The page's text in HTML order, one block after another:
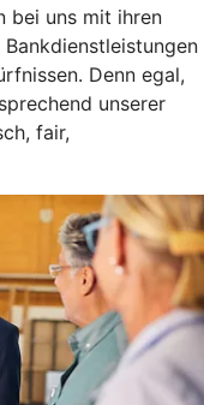
bei uns mit ihren
Denn egal,
unserer
fair,